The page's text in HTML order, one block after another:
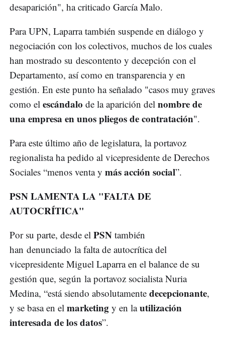
desaparición", ha criticado García Malo.
Para UPN, Laparra también suspende en diálogo y
negociación con los colectivos, muchos de los cuales
han mostrado su descontento y decepción con el
Departamento, así como en transparencia y en
gestión. En este punto ha señalado "casos muy graves
como el escándalo de la aparición del nombre de
una empresa en unos pliegos de contratación".
Para este último año de legislatura, la portavoz
regionalista ha pedido al vicepresidente de Derechos
Sociales “menos venta y más acción social”.
PSN LAMENTA LA "FALTA DE
AUTOCRÍTICA"
Por su parte, desde el PSN también
han denunciado la falta de autocrítica del
vicepresidente Miguel Laparra en el balance de su
gestión que, según la portavoz socialista Nuria
Medina, “está siendo absolutamente decepcionante,
y se basa en el marketing y en lautilización
interesada de los datos”.